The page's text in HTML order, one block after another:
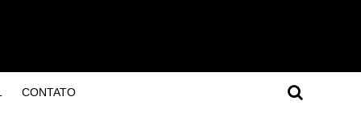
CONTATO